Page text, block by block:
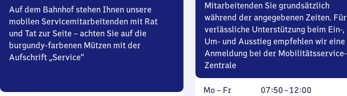
Auf dem Bahnhof stehen Ihnen unsere
mobilen Servicemitarbeitenden mit Rat
und Tat zur Seite – achten Sie auf die
burgundy-farbenen Mützen mit der
Aufschrift „Service“
Mitarbeitenden Sie grundsätzlich
während der angegebenen Zeiten. Für
verlässliche Unterstützung beim Ein-,
Um- und Ausstieg empfehlen wir eine
Anmeldung bei der Mobilitätsservice-
Zentrale
Montag
Mo – Fr 07:50–12:00
Von
Von